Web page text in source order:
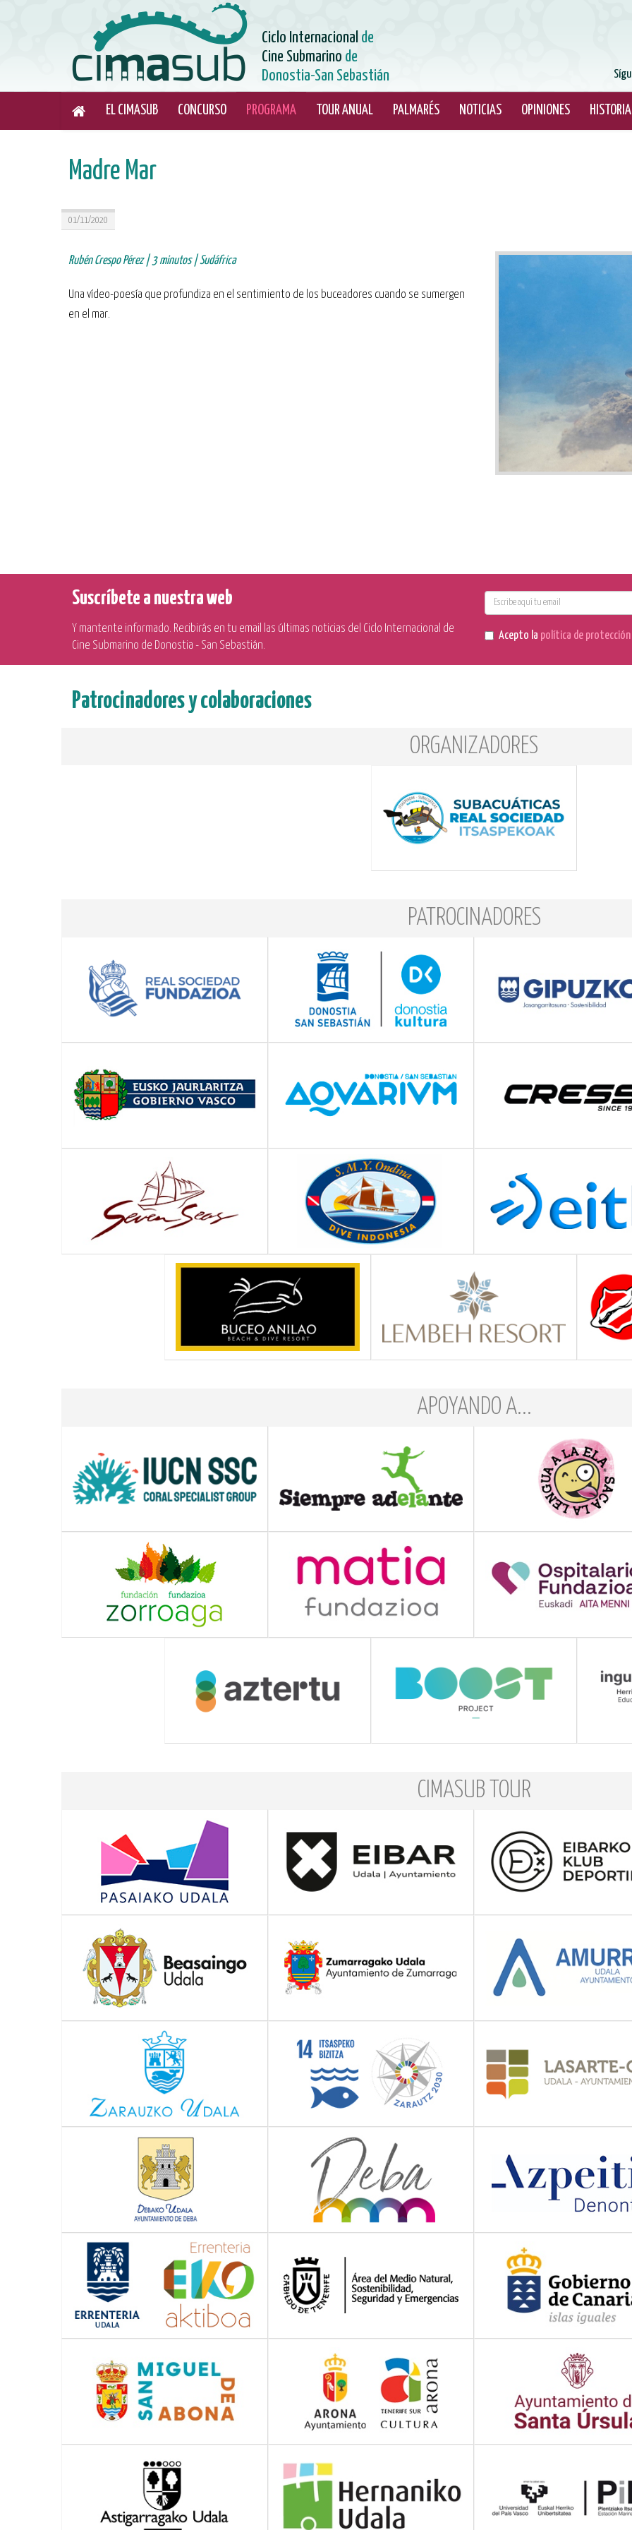
Ciclo Internacional de
Cine Submarino de
Donostia-San Sebastián
EL CIMASUB CONCURSO PROGRAMA TOUR ANUAL PALMARÉS NOTICIAS OPINIONES HISTORIA
Madre Mar
01/11/2020
Rubén Crespo Pérez | 3 minutos | Sudáfrica
Una vídeo-poesía que profundiza en el sentimiento de los buceadores cuando se sumergen
en el mar.
Suscríbete a nuestra web
Y mantente informado. Recibirás en tu email las últimas noticias del Ciclo Internacional de
Cine Submarino de Donostia - San Sebastián.
Acepto la política de
Patrocinadores y colaboraciones
ORGANIZADORES
PATROCINADORES
APOYANDO A...
CIMASUB TOUR